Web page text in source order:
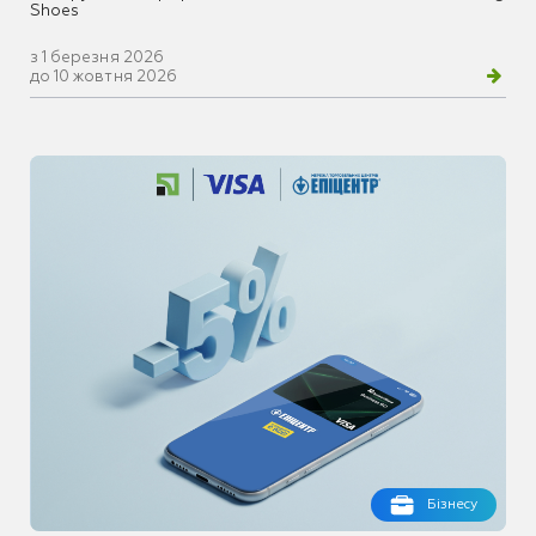
Shoes
з 1 березня 2026
до 10 жовтня 2026
Бізнесу